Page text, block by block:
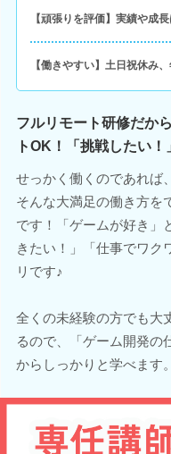
【頑張りを評価】実績や成
【働きやすい】土日祝休み
フルリモート研修だか
トOK！「挑戦したい
せっかく働くのであれば
そんな大満足の働き方を
です！「ゲームが好き」
きたい！」「仕事でワク
リです♪
全くの未経験の方でも大
るので、「ゲーム開発の
からしっかりと学べます